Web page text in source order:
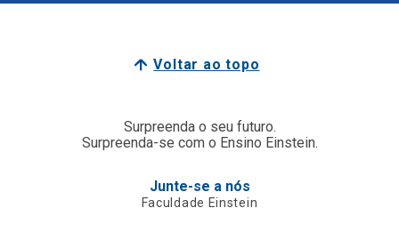
Voltar ao topo
Surpreenda o seu futuro.
Surpreenda-se com o Ensino Einstein.
Junte-se a nós
Faculdade Einstein